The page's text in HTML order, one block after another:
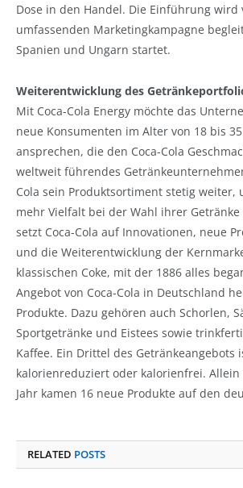
Dose in den Handel. Die Einführung wird
umfassenden Marketingkampagne
Spanien und Ungarn startet.
Weiterentwicklung des
Mit Coca-Cola Energy möchte das
neue Konsumenten im Alter von 18 bis
ansprechen, die den Coca-Cola
weltweit führendes
Cola sein Produktsortiment stetig weiter,
mehr Vielfalt bei der Wahl ihrer
setzt Coca-Cola auf Innovationen, neue
und die Weiterentwicklung der
klassischen Coke, mit der 1886 alles
Angebot von Coca-Cola in Deutschland
Produkte. Dazu gehören auch Schorlen,
Sportgetränke und Eistees sowie
Kaffee. Ein Drittel des Getränkeangebots
kalorienreduziert oder kalorienfrei. Allein
Jahr kamen 16 neue Produkte auf den
RELATED POSTS